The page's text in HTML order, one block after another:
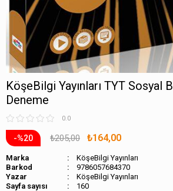
KöşeBilgi Yayınları TYT Sosyal
Deneme
0.0
20 ₺205,00 ₺164,00
Marka
KöşeBilgi Yayınları
Barkod
9786057684370
KöşeBilgi Yayınları
Sayfa sayısı
160